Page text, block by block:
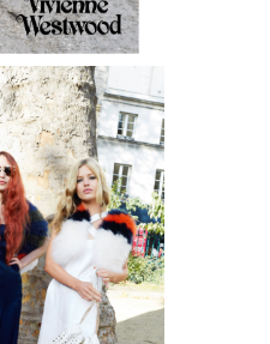
но из года
парочки,